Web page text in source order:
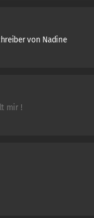
von Nadine
mir !